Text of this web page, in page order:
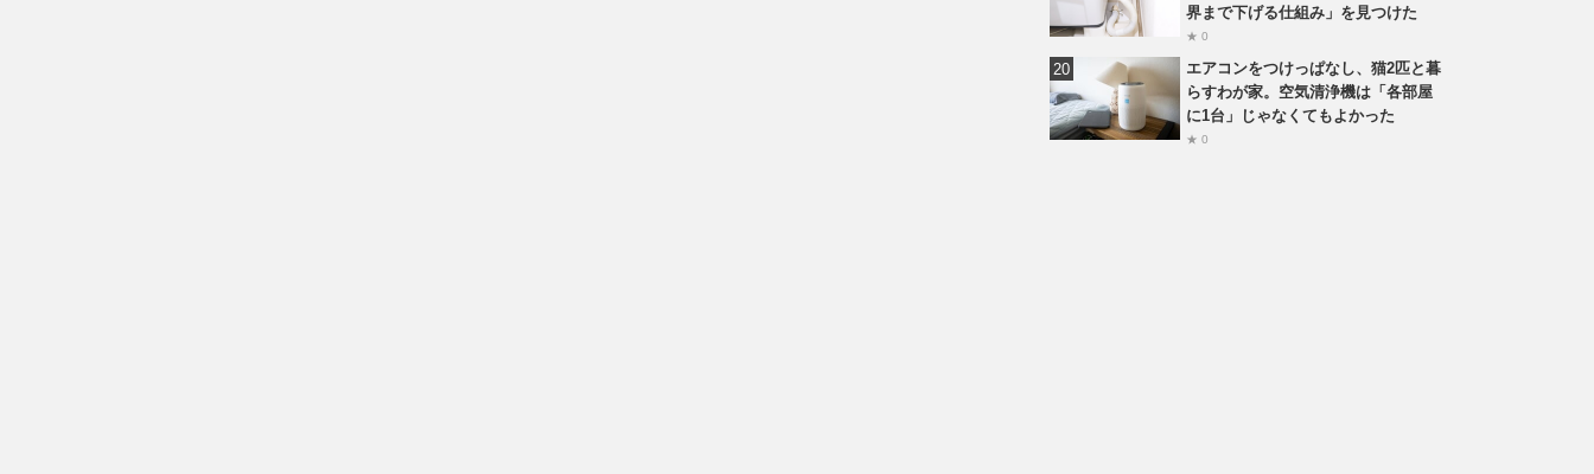
界まで下げる仕組み」を見つけた
★ 0
エアコンをつけっぱなし、猫2匹と暮
らすわが家。空気清浄機は「各部屋
に1台」じゃなくてもよかった
★ 0